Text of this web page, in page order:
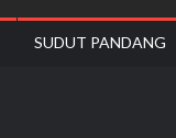
SUDUT PANDANG